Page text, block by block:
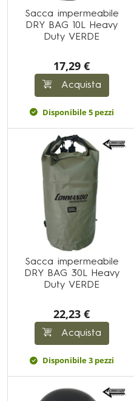
Sacca impermeabile
DRY BAG 10L Heavy
Duty VERDE
17,29 €
Acquista
Disponibile 5 pezzi
Sacca impermeabile
DRY BAG 30L Heavy
Duty VERDE
22,23 €
Acquista
Disponibile 3 pezzi